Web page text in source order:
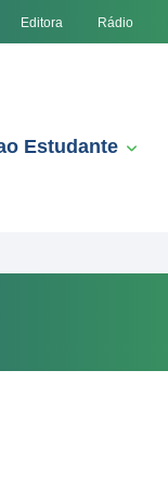
Editora Rádio
Estudante